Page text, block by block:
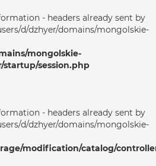
- headers already sent by
d/dzhyer/domains/mongolskie-
mongolskie-
session.php
- headers already sent by
d/dzhyer/domains/mongolskie-
modification/catalog/